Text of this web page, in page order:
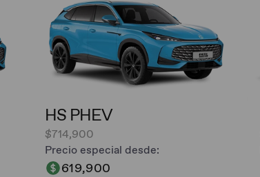
HS PHEV
$714,900
Precio especial desde:
619,900